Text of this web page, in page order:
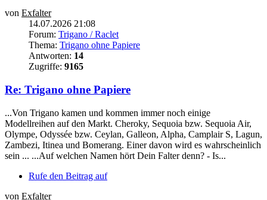
von Exfalter
14.07.2026 21:08
Forum: Trigano / Raclet
Thema: Trigano ohne Papiere
Antworten: 14
Zugriffe: 9165
Re: Trigano ohne Papiere
...Von Trigano kamen und kommen immer noch einige
Modellreihen auf den Markt. Cheroky, Sequoia bzw. Sequoia Air,
Olympe, Odyssée bzw. Ceylan, Galleon, Alpha, Camplair S, Lagun,
Zambezi, Itinea und Bomerang. Einer davon wird es wahrscheinlich
sein ... ...Auf welchen Namen hört Dein Falter denn? - Is...
Rufe den Beitrag auf
von Exfalter